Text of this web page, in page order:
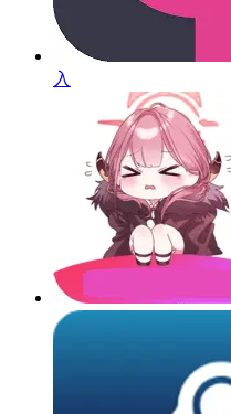
入